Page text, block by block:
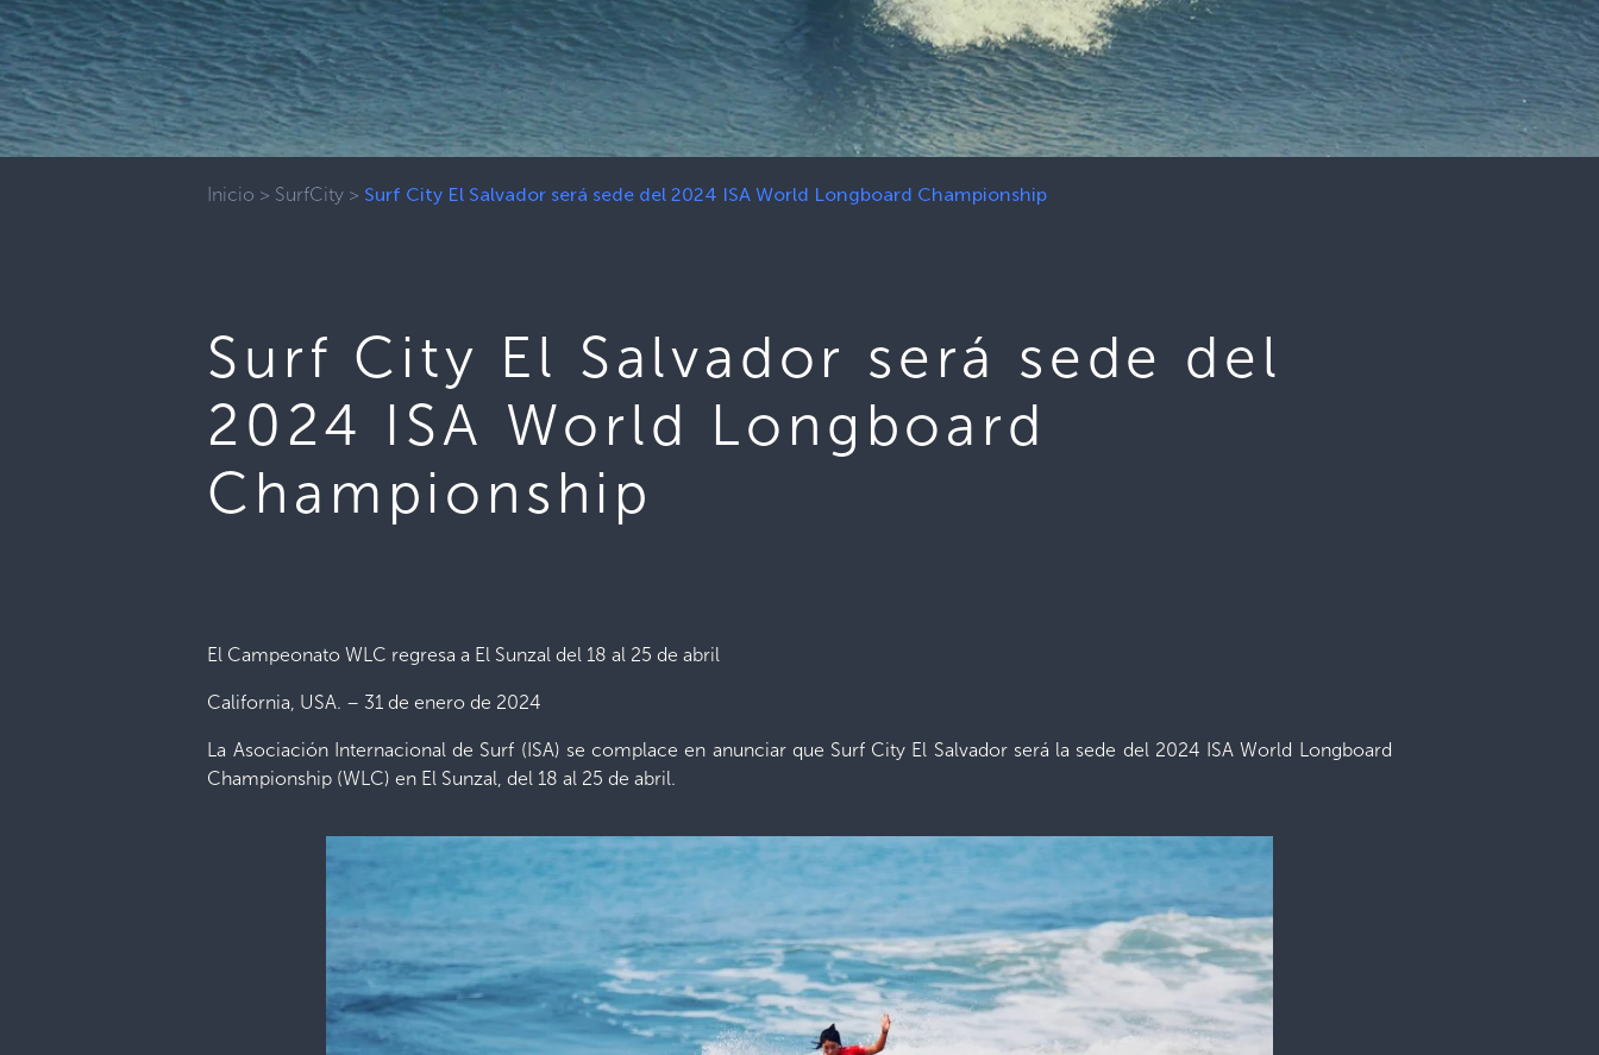
Inicio > SurfCity > Surf City El Salvador será sede del 2024 ISA World Longboard Championship
Surf City El Salvador será sede del
2024 ISA World Longboard
Championship
El Campeonato WLC regresa a El Sunzal del 18 al 25 de abril
California, USA. – 31 de enero de 2024
La Asociación Internacional de Surf (ISA) se complace en anunciar que Surf City El Salvador será la sede del 2024 ISA World Longboard
Championship (WLC) en El Sunzal, del 18 al 25 de abril.